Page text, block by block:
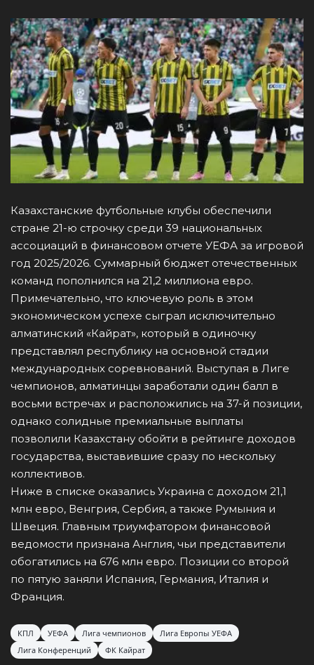
Казахстанские футбольные клубы обеспечили
стране 21-ю строчку среди 39 национальных
ассоциаций в финансовом отчете УЕФА за игровой
год 2025/2026. Суммарный бюджет отечественных
команд пополнился на 21,2 миллиона евро.
Примечательно, что ключевую роль в этом
экономическом успехе сыграл исключительно
алматинский «Кайрат», который в одиночку
представлял республику на основной стадии
международных соревнований. Выступая в Лиге
чемпионов, алматинцы заработали один балл в
восьми встречах и расположились на 37-й позиции,
однако солидные премиальные выплаты
позволили Казахстану обойти в рейтинге доходов
государства, выставившие сразу по нескольку
коллективов.
Ниже в списке оказались Украина с доходом 21,1
млн евро, Венгрия, Сербия, а также Румыния и
Швеция. Главным триумфатором финансовой
ведомости признана Англия, чьи представители
обогатились на 676 млн евро. Позиции со второй
по пятую заняли Испания, Германия, Италия и
Франция.
КПЛ УЕФА Лига чемпионов
Лига Европы УЕФА
Лига Конференций
ФК Кайрат